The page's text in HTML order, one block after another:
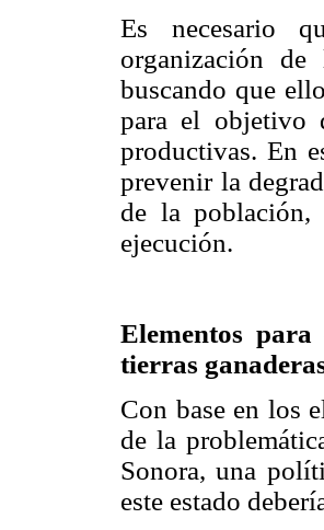
Es necesario
organización
buscando que
para el objetivo
productivas. En
prevenir la
de la población,
ejecución.
Elementos
tierras
Con base en los
de la
Sonora, una
este estado